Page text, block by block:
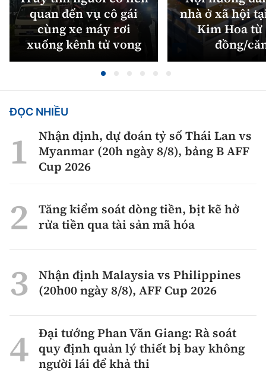
quan đến vụ cô gái
cùng xe máy rơi
xuống kênh tử vong
nhà ở xã hội
Kim Hoa từ
đồng/
ĐỌC NHIỀU
Nhận định, dự đoán tỷ số Thái Lan vs
Myanmar (20h ngày 8/8), bảng B AFF
Cup 2026
Tăng kiểm soát dòng tiền, bịt kẽ hở
rửa tiền qua tài sản mã hóa
Nhận định Malaysia vs Philippines
(20h00 ngày 8/8), AFF Cup 2026
Đại tướng Phan Văn Giang: Rà soát
quy định quản lý thiết bị bay không
người lái để khả thi